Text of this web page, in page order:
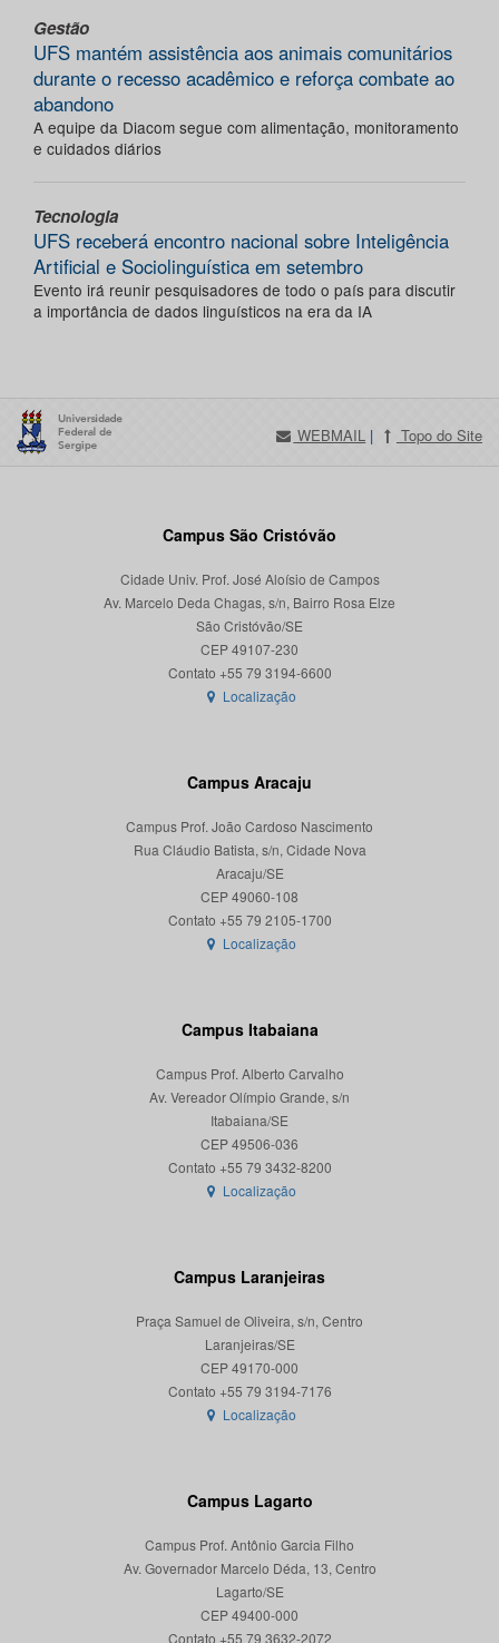
Gestão
UFS mantém assistência aos animais comunitários
durante o recesso acadêmico e reforça combate ao
abandono
A equipe da Diacom segue com alimentação, monitoramento
e cuidados diários
Tecnologia
UFS receberá encontro nacional sobre Inteligência
Artificial e Sociolinguística em setembro
Evento irá reunir pesquisadores de todo o país para discutir
a importância de dados linguísticos na era da IA
WEBMAIL | Topo do Site
Campus São Cristóvão
Cidade Univ. Prof. José Aloísio de Campos
Av. Marcelo Deda Chagas, s/n, Bairro Rosa Elze
São Cristóvão/SE
CEP 49107-230
Localização
Campus Aracaju
Campus Prof. João Cardoso Nascimento
Rua Cláudio Batista, s/n, Cidade Nova
Aracaju/SE
CEP 49060-108
Localização
Campus Itabaiana
Campus Prof. Alberto Carvalho
Av. Vereador Olímpio Grande, s/n
Itabaiana/SE
CEP 49506-036
Localização
Campus Laranjeiras
Praça Samuel de Oliveira, s/n, Centro
Laranjeiras/SE
CEP 49170-000
Localização
Campus Lagarto
Campus Prof. Antônio Garcia Filho
Av. Governador Marcelo Déda, 13, Centro
Lagarto/SE
CEP 49400-000